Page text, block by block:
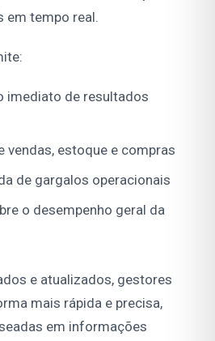
em tempo real.
imediato de resultados
vendas, estoque e compras
de gargalos operacionais
o desempenho geral da
e atualizados, gestores
mais rápida e precisa,
em informações